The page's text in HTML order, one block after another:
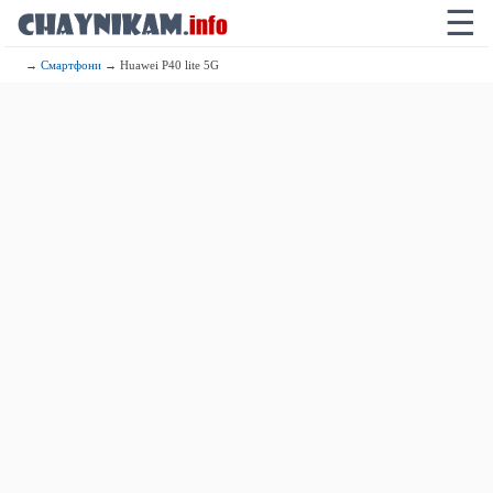
☰
→Смартфони → Huawei P40 lite 5G